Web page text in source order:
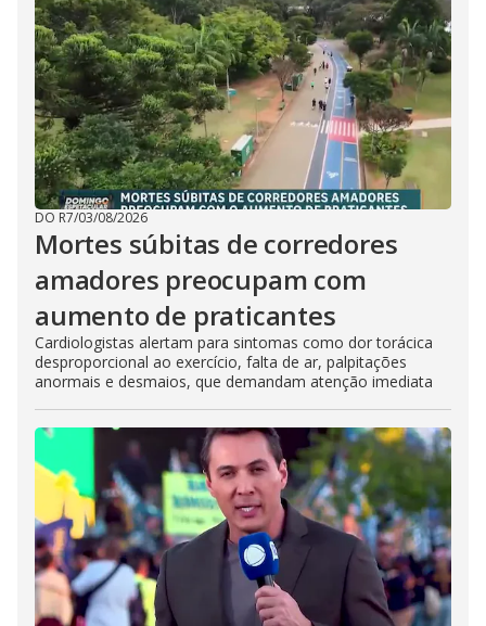
DO R7/03/08/2026
Mortes súbitas de corredores
amadores preocupam com
aumento de praticantes
Cardiologistas alertam para sintomas como dor torácica
desproporcional ao exercício, falta de ar, palpitações
anormais e desmaios, que demandam atenção imediata